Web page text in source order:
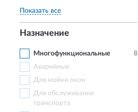
Показать все
Назначение
Многофункциональные
8
Аварийные
Для мойки окон
Для обслуживания
транспорта